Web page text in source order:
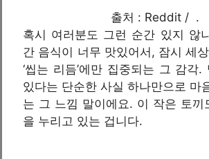
출처 : Reddit / .
혹시 여러분도 그런 순간 있지 않
간 음식이 너무 맛있어서, 잠시 세
‘씹는 리듬’에만 집중되는 그 감각
있다는 단순한 사실 하나만으로 마
는 그 느낌 말이에요. 이 작은 토끼
을 누리고 있는 겁니다.